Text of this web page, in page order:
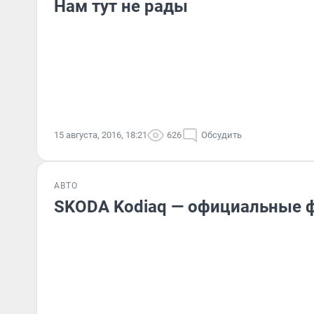
Нам тут не рады
15 августа, 2016, 18:21 626 Обсудить
АВТО
SKODA Kodiaq — официальные